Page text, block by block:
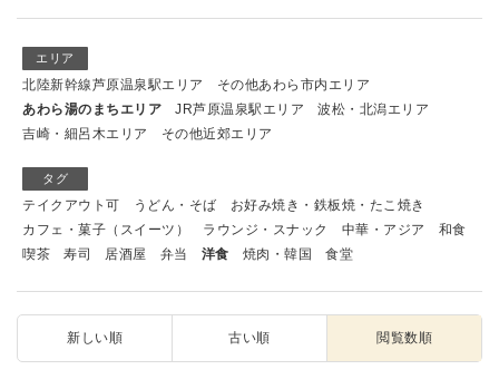
エリア
北陸新幹線芦原温泉駅エリア
その他あわら市内エリア
あわら湯のまちエリア
JR芦原温泉駅エリア
波松・北潟エリア
吉崎・細呂木エリア
その他近郊エリア
タグ
テイクアウト可 うどん・そば
お好み焼き・鉄板焼・たこ焼き
カフェ・菓子（スイーツ）
ラウンジ・スナック 中華・アジア
和食
喫茶
寿司 居酒屋 弁当 洋食 焼肉・韓国 食堂
新しい順 古い順 閲覧数順